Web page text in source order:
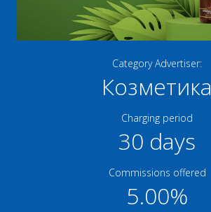
Category Advertiser:
Козметика
Charging period
30 days
Commissions offered
5.00%